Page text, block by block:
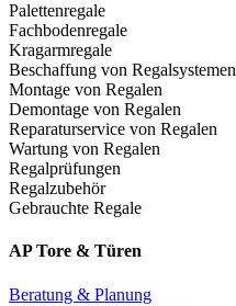
Palettenregale
Fachbodenregale
Kragarmregale
Beschaffung von Regalsystemen
Montage von Regalen
Demontage von Regalen
Reparaturservice von Regalen
Wartung von Regalen
Regalprüfungen
Regalzubehör
Gebrauchte Regale
AP Tore & Türen
Beratung & Planung